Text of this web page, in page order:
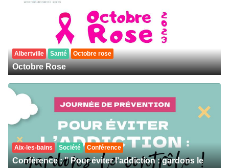
Albertville Santé Octobre rose
Octobre Rose
Aix-les-bains Société Conférence
Conférence : " Pour éviter l’addiction : gardons le